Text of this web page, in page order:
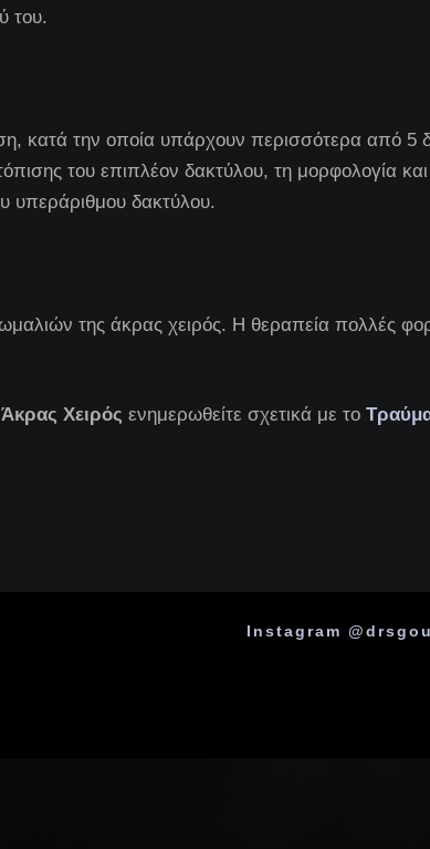
του.
κατά την οποία υπάρχουν περισσότερα από 5
του επιπλέον δακτύλου, τη μορφολογία
υπεράριθμου δακτύλου.
της άκρας χειρός. Η θεραπεία πολλές
Χειρός ενημερωθείτε σχετικά με το
Instagram